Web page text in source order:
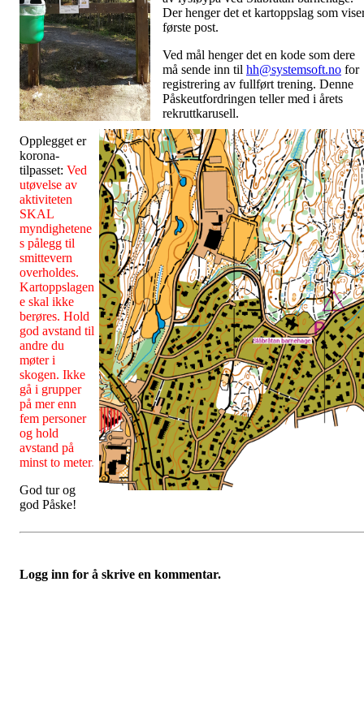
Der henger det et kartoppslag som
første post.
Ved mål henger det en kode som dere
må sende inn til hh@systemsoft.no for
registrering av fullført trening. Denne
Påskeutfordringen teller med i årets
rekruttkarusell.
Opplegget er
korona-
tilpasset: Ved
utøvelse av
aktiviteten
SKAL
myndighetene
s pålegg til
smittevern
overholdes.
Kartoppslagen
e skal ikke
berøres. Hold
god avstand til
andre du
møter i
skogen. Ikke
gå i grupper
på mer enn
fem personer
og hold
avstand på
minst to meter.
God tur og
god Påske!
Logg inn for å skrive en kommentar.